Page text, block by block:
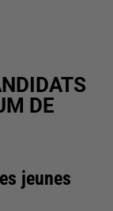
DE
jeunes